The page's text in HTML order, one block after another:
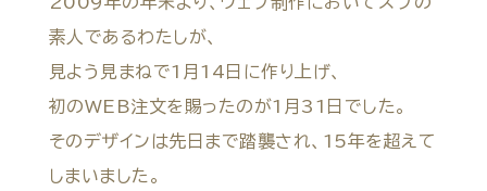
素人であるわたしが、
見よう見まねで1月14日に作り上げ、
初のWEB注文を賜ったのが1月31日でした。
そのデザインは先日まで踏襲され、15年を超えて
しまいました。